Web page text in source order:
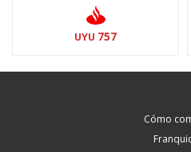
UYU 757
Cómo